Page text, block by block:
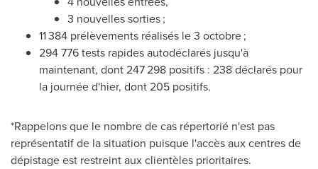
3 nouvelles sorties ;
11 384 prélèvements réalisés le 3 octobre ;
294 776 tests rapides autodéclarés jusqu'à
maintenant, dont 247 298 positifs : 238 déclarés pour
la journée d'hier, dont 205 positifs.
*Rappelons que le nombre de cas répertorié n'est pas
représentatif de la situation puisque l'accès aux centres de
dépistage est restreint aux clientèles prioritaires.